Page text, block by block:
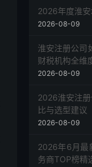
2026年度淮
2026-08-09
淮安注册公司
财税机构全维
2026-08-09
2026淮安注
比与选型建议
2026-08-09
2026年6月最
务商TOP榜精